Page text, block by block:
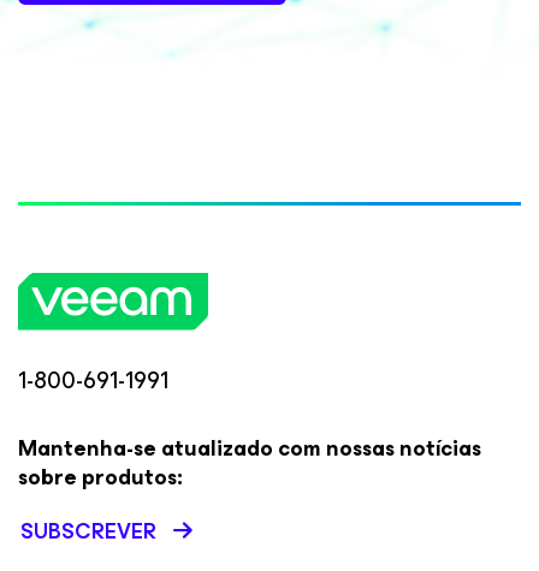
1-800-691-1991
Mantenha-se atualizado com nossas notícias
sobre produtos:
SUBSCREVER